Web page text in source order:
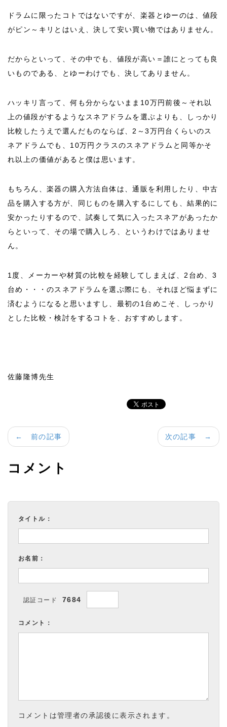
ドラムに限ったコトではないですが、楽器とゆーのは、値段
がピン～キリとはいえ、決して安い買い物ではありません。
だからといって、その中でも、値段が高い＝誰にとっても良
いものである、とゆーわけでも、決してありません。
ハッキリ言って、何も分からないまま10万円前後～それ以
上の値段がするようなスネアドラムを選ぶよりも、しっかり
比較したうえで選んだものならば、2～3万円台くらいのス
ネアドラムでも、10万円クラスのスネアドラムと同等かそ
れ以上の価値があると僕は思います。
もちろん、楽器の購入方法自体は、通販を利用したり、中古
品を購入する方が、同じものを購入するにしても、結果的に
安かったりするので、試奏して気に入ったスネアがあったか
らといって、その場で購入しろ、というわけではありませ
ん。
1度、メーカーや材質の比較を経験してしまえば、2台め、3
台め・・・のスネアドラムを選ぶ際にも、それほど悩まずに
済むようになると思いますし、最初の1台めこそ、しっかり
とした比較・検討をするコトを、おすすめします。
佐藤隆博先生
次の記事 →
← 前の記事
コメント
タイトル：
お名前：
認証コード 7684
コメント：
コメントは管理者の承認後に表示されます。